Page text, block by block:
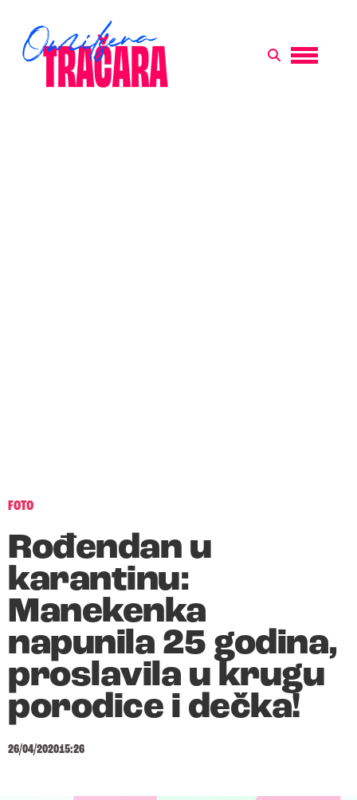
FOTO
Rođendan u
karantinu:
Manekenka
napunila 25 godina,
proslavila u krugu
porodice i dečka!
26/04/202015:26